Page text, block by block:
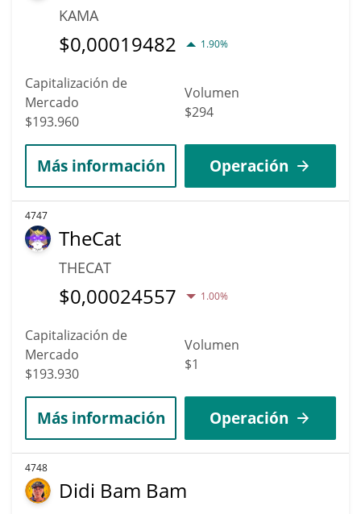
KAMA
$0,00019482 1.90%
Capitalización de
Mercado
$193.960
Volumen
$294
Más información Operación
4747
TheCat
THECAT
$0,00024557 1.00%
Capitalización de
Mercado
$193.930
Volumen
$1
Más información Operación
4748
Didi Bam Bam